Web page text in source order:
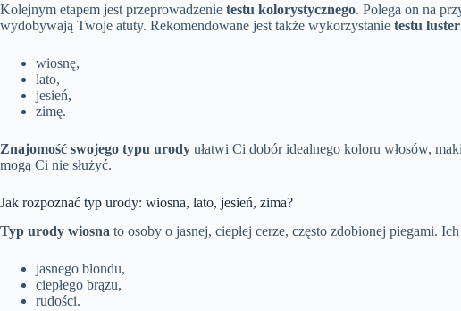
Kolejnym etapem jest przeprowadzenie testu kolorystycznego. Polega on na
wydobywają Twoje atuty. Rekomendowane jest także wykorzystanie testu
wiosnę,
lato,
jesień,
zimę.
Znajomość swojego typu urody ułatwi Ci dobór idealnego koloru włosów,
mogą Ci nie służyć.
Jak rozpoznać typ urody: wiosna, lato, jesień, zima?
Typ urody wiosna to osoby o jasnej, ciepłej cerze, często zdobionej piegami.
jasnego blondu,
ciepłego brązu,
rudości.